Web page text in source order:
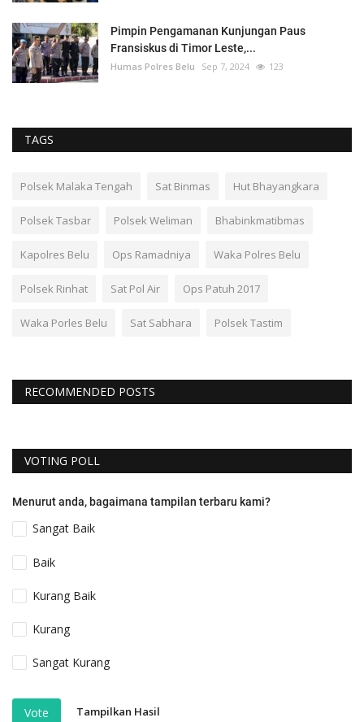
Pimpin Pengamanan Kunjungan Paus
Fransiskus di Timor Leste,...
Humas Polres Belu Sep 7, 2024 123
TAGS
Polsek Malaka Tengah Sat Binmas Hut Bhayangkara
Polsek Tasbar Polsek Weliman Bhabinkmatibmas
Kapolres Belu Ops Ramadniya Waka Polres Belu
Polsek Rinhat Sat Pol Air Ops Patuh 2017
Waka Porles Belu Sat Sabhara Polsek Tastim
RECOMMENDED POSTS
VOTING POLL
Menurut anda, bagaimana tampilan terbaru kami?
Sangat Baik
Baik
Kurang Baik
Kurang
Sangat Kurang
Vote Tampilkan Hasil